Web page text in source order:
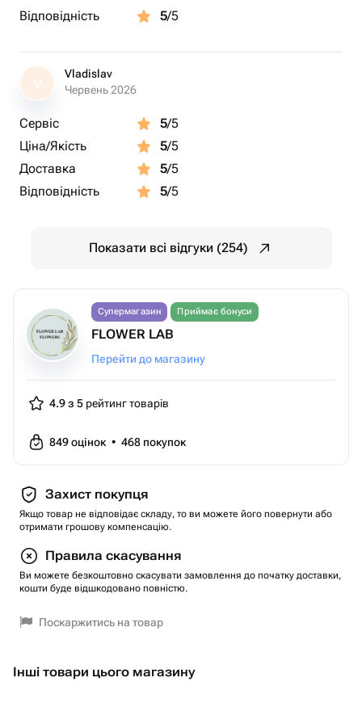
Відповідність
5/5
V
Vladislav
Червень 2026
Сервіс 5/5
Ціна/Якість
5/5
Доставка
5/5
Відповідність
5/5
Показати всі відгуки (254)
Супермагазин Приймає бонуси
FLOWER LAB
Перейти до магазину
4.9 з 5 рейтинг товарів
849оцінок • 468 покупок
Захист покупця
Якщо товар не відповідає складу, то ви можете його повернути або
отримати грошову компенсацію.
Правила скасування
Ви можете безкоштовно скасувати замовлення до початку доставки,
кошти буде відшкодовано повністю.
Поскаржитись на товар
Інші товари цього магазину